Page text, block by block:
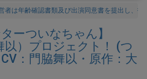
者は年齢確認書類及び出演同意書を提出し、
ーついなちゃん】
以）プロジェクト！ (つ
：門脇舞以・原作：大